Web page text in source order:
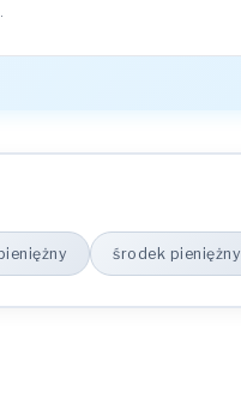
środek pieniężny